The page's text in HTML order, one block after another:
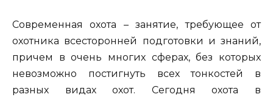
Современная охота – занятие, требующее от
охотника всесторонней подготовки и знаний,
причем в очень многих сферах, без которых
невозможно постигнуть всех тонкостей в
разных видах охот. Сегодня охота в